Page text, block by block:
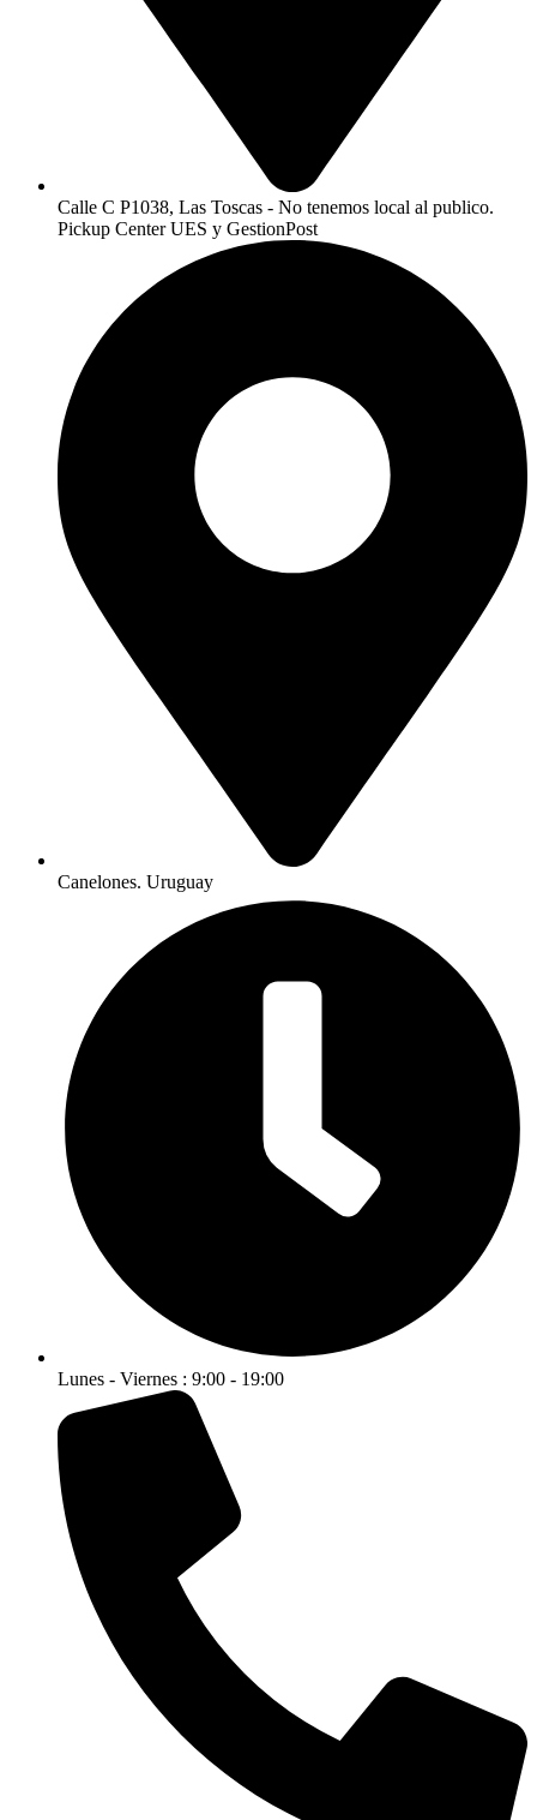
Calle C P1038, Las Toscas - No tenemos local al publico.
Pickup Center UES y GestionPost
Canelones. Uruguay
Lunes - Viernes : 9:00 - 19:00